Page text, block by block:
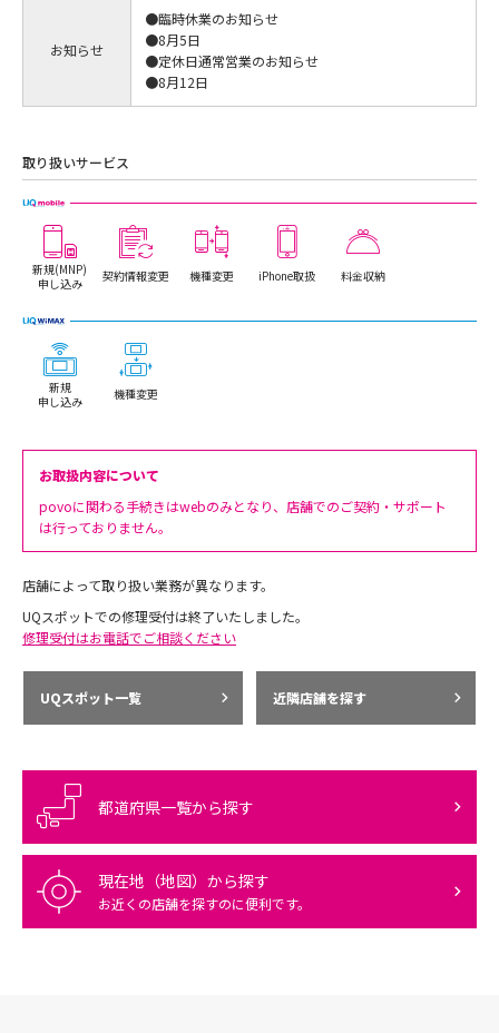
お知らせ
●臨時休業のお知らせ
●8月5日
●定休日通常営業のお知らせ
●8月12日
取り扱いサービス
新規(MNP)
申し込み
契約情報変更 機種変更 iPhone取扱 料金収納
新規
申し込み
機種変更
お取扱内容について
povoに関わる手続きはwebのみとなり、店舗でのご契約・サポート
は行っておりません。
店舗によって取り扱い業務が異なります。
UQスポットでの修理受付は終了いたしました。
修理受付はお電話でご相談ください
UQスポット一覧 近隣店舗を探す
都道府県一覧から探す
現在地（地図）から探す
お近くの店舗を探すのに便利です。